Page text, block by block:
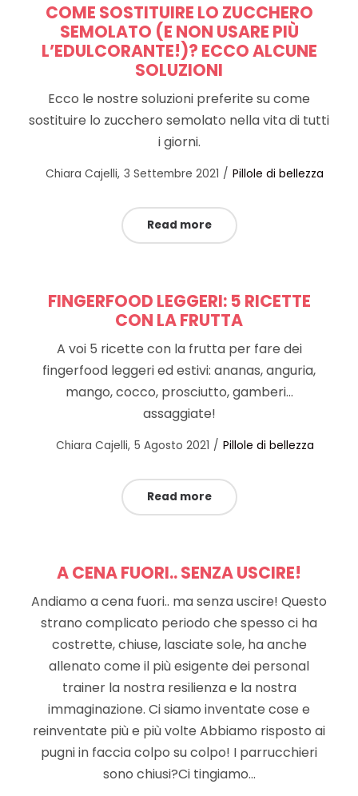
COME SOSTITUIRE LO ZUCCHERO
SEMOLATO (E NON USARE PIÙ
L’EDULCORANTE!)? ECCO ALCUNE
SOLUZIONI
Ecco le nostre soluzioni preferite su come
sostituire lo zucchero semolato nella vita di tutti
i giorni.
byChiara Cajelli Posted
3 Settembre 2021
Posted
Pillole di bellezza
Read more
FINGERFOOD LEGGERI: 5 RICETTE
CON LA FRUTTA
A voi 5 ricette con la frutta per fare dei
fingerfood leggeri ed estivi: ananas, anguria,
mango, cocco, prosciutto, gamberi…
assaggiate!
byChiara Cajelli Posted
5 Agosto 2021
Posted
Pillole di bellezza
Read more
A CENA FUORI.. SENZA USCIRE!
Andiamo a cena fuori.. ma senza uscire! Questo
strano complicato periodo che spesso ci ha
costrette, chiuse, lasciate sole, ha anche
allenato come il più esigente dei personal
trainer la nostra resilienza e la nostra
immaginazione. Ci siamo inventate cose e
reinventate più e più volte Abbiamo risposto ai
pugni in faccia colpo su colpo! I parrucchieri
sono chiusi?Ci tingiamo…